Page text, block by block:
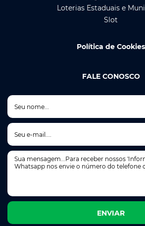
Loterias Estaduais e
Slot
Política de Cookies
FALE CONOSCO